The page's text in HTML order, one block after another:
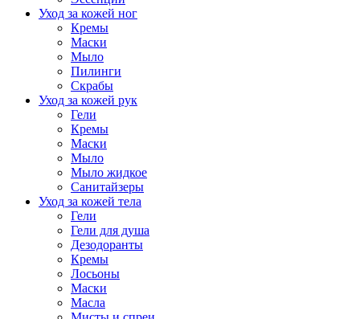
Уход за кожей ног
Кремы
Маски
Мыло
Пилинги
Скрабы
Уход за кожей рук
Гели
Кремы
Маски
Мыло
Мыло жидкое
Санитайзеры
Уход за кожей тела
Гели
Гели для душа
Дезодоранты
Кремы
Лосьоны
Маски
Масла